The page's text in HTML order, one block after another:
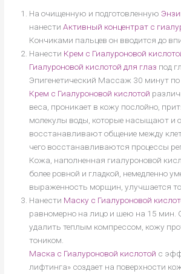
На очищенную и подготовленную
нанестиАктивный концентрат c
Кончиками пальцев он вводится до
Нанести Крем с Гиалуроновой
Гиалуроновой кислотой для глаз под
Эпигенетический Массаж 30 минут по
Крем с Гиалуроновой кислотой
веса, проникает в кожу послойно,
молекулы воды, которые насыщают и
восстанавливают общение между
чего восстанавливаются процессы
Кожа, наполненная гиалуроновой
более ровной и гладкой, немедленно
выраженность морщин, улучшается
Нанести Маску с Гиалуроновой
равномерно на лицо и шею на 15 мин.
удалить теплым компрессом, кожу
тоником.
Маска с Гиалуроновой кислотой с
лифтинга» создает на поверхности